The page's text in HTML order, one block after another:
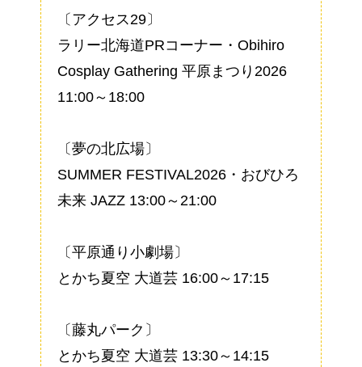
〔アクセス29〕
ラリー北海道PRコーナー・Obihiro
Cosplay Gathering 平原まつり2026
11:00～18:00
〔夢の北広場〕
SUMMER FESTIVAL2026・おびひろ
未来 JAZZ 13:00～21:00
〔平原通り小劇場〕
とかち夏空 大道芸 16:00～17:15
〔藤丸パーク〕
とかち夏空 大道芸 13:30～14:15